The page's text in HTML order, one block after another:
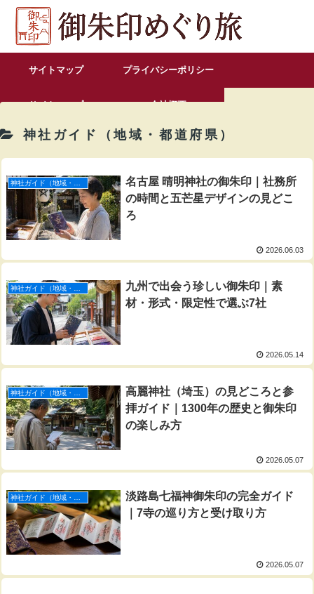
サイトマップ プライバシーポリシー
サイトマップ 会社概要
お問い合わせ
神社ガイド（地域・都道府県）
名古屋 晴明神社の御朱印｜社務所
の時間と五芒星デザインの見どこ
ろ
2026.06.03
九州で出会う珍しい御朱印｜素
材・形式・限定性で選ぶ7社
2026.05.14
高麗神社（埼玉）の見どころと参
拝ガイド｜1300年の歴史と御朱印
の楽しみ方
2026.05.07
神社ガイド（地域・都道府県）
淡路島七福神御朱印の完全ガイド
｜7寺の巡り方と受け取り方
2026.05.07